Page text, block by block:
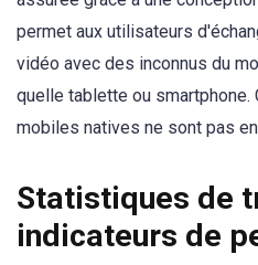
permet aux utilisateurs
vidéo avec des inconnus du
quelle tablette ou smartphone.
mobiles natives ne sont pas
Statistiques de
indicateurs de